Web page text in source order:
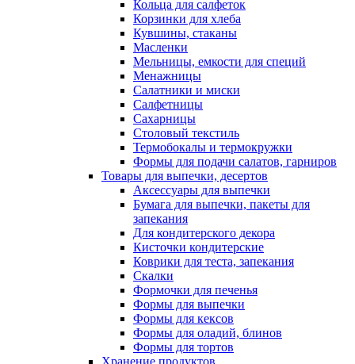
Кольца для салфеток
Корзинки для хлеба
Кувшины, стаканы
Масленки
Мельницы, емкости для специй
Менажницы
Салатники и миски
Салфетницы
Сахарницы
Столовый текстиль
Термобокалы и термокружки
Формы для подачи салатов, гарниров
Товары для выпечки, десертов
Аксессуары для выпечки
Бумага для выпечки, пакеты для
запекания
Для кондитерского декора
Кисточки кондитерские
Коврики для теста, запекания
Скалки
Формочки для печенья
Формы для выпечки
Формы для кексов
Формы для оладий, блинов
Формы для тортов
Хранение продуктов